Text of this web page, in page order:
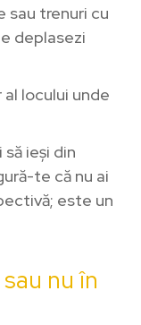
sau trenuri cu
deplasezi
locului unde
ieși din
te că nu ai
este un
nu în